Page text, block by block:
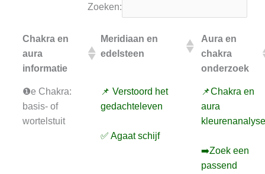
Zoeken:
Chakra en
aura
informatie
Meridiaan en
edelsteen
Aura en
chakra
onderzoek
❶e Chakra:
basis- of
wortelstuit
📌 Verstoord het
gedachteleven
✅ Agaat schijf
📌Chakra en
aura
kleurenanalyse
➡️Zoek een
passend